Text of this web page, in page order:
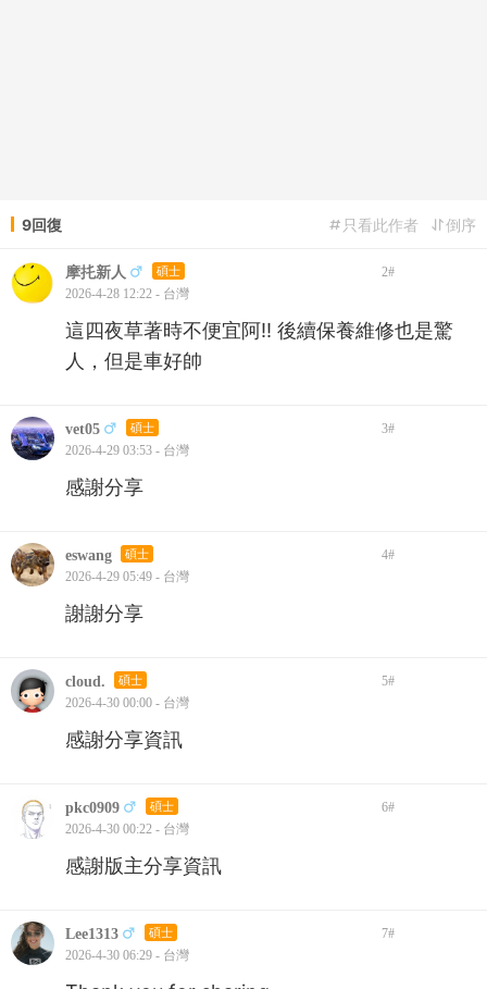
9回復 倒序
只看此作者
摩扥新人 碩士 2#
2026-4-28 12:22 - 台灣
這四夜草著時不便宜阿!! 後續保養維修也是驚
人，但是車好帥
vet05 碩士 3#
2026-4-29 03:53 - 台灣
感謝分享
eswang 碩士 4#
2026-4-29 05:49 - 台灣
謝謝分享
cloud. 碩士 5#
2026-4-30 00:00 - 台灣
感謝分享資訊
pkc0909 碩士 6#
2026-4-30 00:22 - 台灣
感謝版主分享資訊
Lee1313 碩士 7#
2026-4-30 06:29 - 台灣